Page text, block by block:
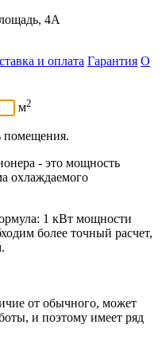
4А
и оплата Гарантия О
м2
помещения.
- это мощность
охлаждаемого
1 кВт мощности
более точный расчет,
от обычного, может
и поэтому имеет ряд